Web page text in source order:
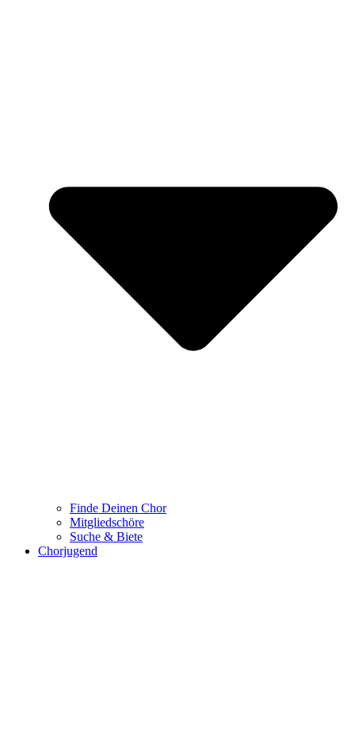
Finde Deinen Chor
Mitgliedschöre
Suche & Biete
Chorjugend